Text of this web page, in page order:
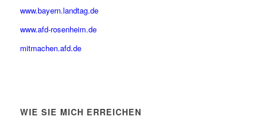
www.bayern.landtag.de
www.afd-rosenheim.de
mitmachen.afd.de
WIE SIE MICH ERREICHEN